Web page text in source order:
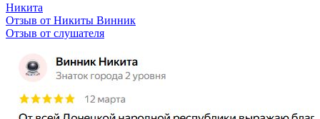
Никита
Отзыв от Никиты Винник
Отзыв от слушателя